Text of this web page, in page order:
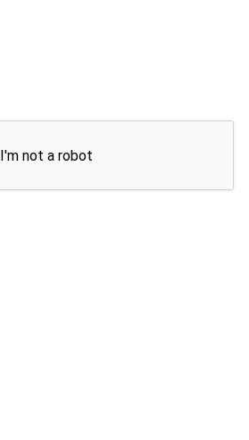
I'm not a robot